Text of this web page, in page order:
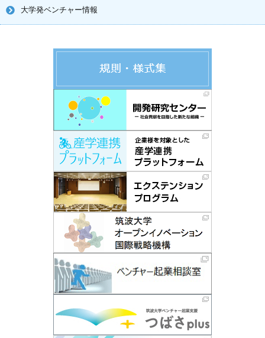
大学発ベンチャー情報